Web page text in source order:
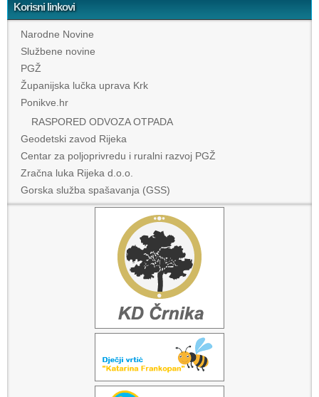
Korisni linkovi
Narodne Novine
Službene novine
PGŽ
Županijska lučka uprava Krk
Ponikve.hr
RASPORED ODVOZA OTPADA
Geodetski zavod Rijeka
Centar za poljoprivredu i ruralni razvoj PGŽ
Zračna luka Rijeka d.o.o.
Gorska služba spašavanja (GSS)